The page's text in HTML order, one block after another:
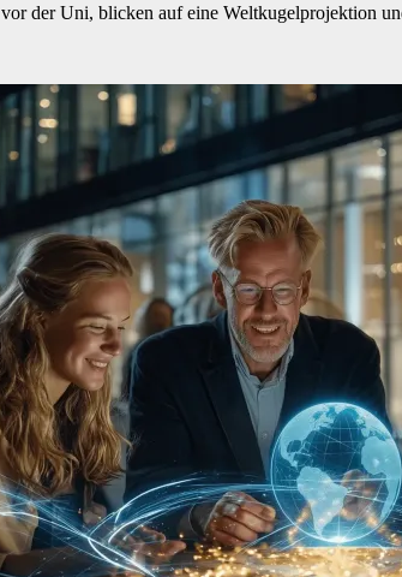
der Uni, blicken auf eine Weltkugelprojektion